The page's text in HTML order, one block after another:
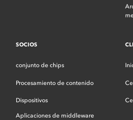
SOCIOS
conjunto de chips
Procesamiento de contenido
Dispositivos
Aplicaciones de middleware